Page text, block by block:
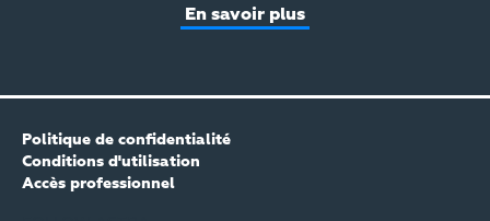
En savoir plus
Politique de confidentialité
Conditions d'utilisation
Accès professionnel